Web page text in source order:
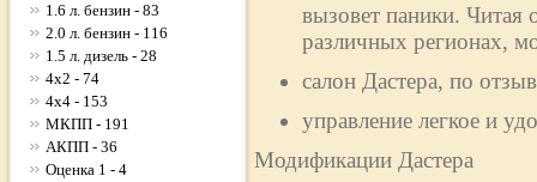
1.6 л. бензин - 83
2.0 л. бензин - 116
1.5 л. дизель - 28
4x2 - 74
4x4 - 153
МКПП - 191
АКПП - 36
Оценка 1 - 4
вызовет паники. Читая
различных регионах,
салон Дастера, по
управление легкое и
Модификации Дастера